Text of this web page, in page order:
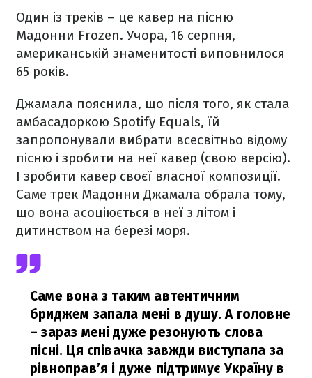
Один із треків – це кавер на пісню
Мадонни Frozen. Учора, 16 серпня,
американській знаменитості виповнилося
65 років.
Джамала пояснила, що після того, як стала
амбасадоркою Spotify Equals, їй
запропонували вибрати всесвітньо відому
пісню і зробити на неї кавер (свою версію).
І зробити кавер своєї власної композиції.
Саме трек Мадонни Джамала обрала тому,
що вона асоціюється в неї з літом і
дитинством на березі моря.
Саме вона з таким автентичним
бриджем запала мені в душу. А головне
– зараз мені дуже резонують слова
пісні. Ця співачка завжди виступала за
рівноправ’я і дуже підтримує Україну в